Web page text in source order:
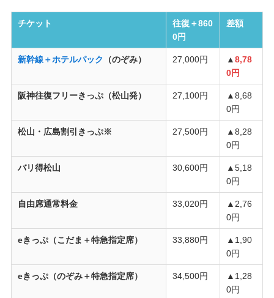
チケット
往復＋860
0円
差額
新幹線＋ホテルパック （のぞみ） 27,000円 ▲8,78
0円
阪神往復フリーきっぷ（松山発） 27,100円
▲8,68
0円
松山・広島割引きっぷ※ 27,500円
▲8,28
0円
バリ得松山 30,600円
▲5,18
0円
自由席通常料金 33,020円
▲2,76
0円
eきっぷ（こだま＋特急指定席） 33,880円
▲1,90
0円
eきっぷ（のぞみ＋特急指定席） 34,500円
▲1,28
0円